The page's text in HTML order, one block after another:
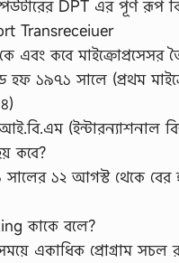
DPT এর পূর্ণ রূপ
Transreceiuer
এবং কবে মাইক্রোপ্রসেসর
হফ ১৯৭১ সালে (প্রথম
আই.বি.এম (ইন্টারন্যাশনাল
কবে?
১২ আগস্ট থেকে বের
কাকে বলে?
একাধিক প্রোগ্রাম সচল